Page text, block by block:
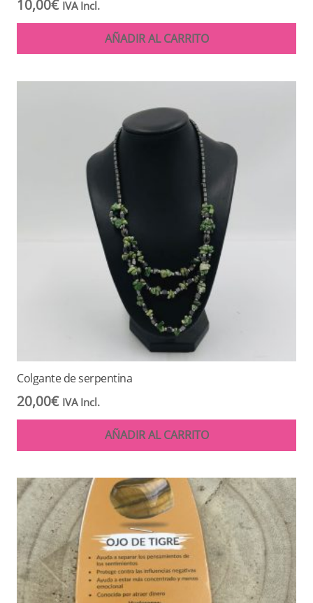
10,00€ IVA Incl.
AÑADIR AL CARRITO
Colgante de serpentina
20,00€ IVA Incl.
AÑADIR AL CARRITO